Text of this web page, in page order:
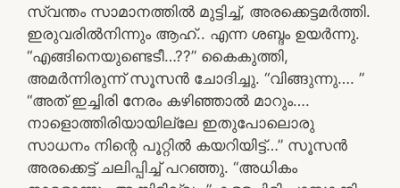
സ്വന്തം സാമാനത്തിൽ മുട്ടിച്ച്, അരക്കെട്ടമർത്തി.
ഇരുവരിൽനിന്നും ആഹ്.. എന്ന ശബ്ദം ഉയർന്നു.
“എങ്ങിനെയുണ്ടെടീ…??” കൈകുത്തി,
അമർന്നിരുന്ന് സൂസൻ ചോദിച്ചു. “വിങ്ങുന്നു…. ”
“അത് ഇച്ചിരി നേരം കഴിഞ്ഞാൽ മാറും….
നാളൊത്തിരിയായില്ലേ ഇതുപോലൊരു
സാധനം നിന്റെ പൂറ്റിൽ കയറിയിട്ട്…” സൂസൻ
അരക്കെട്ട് ചലിപ്പിച്ച് പറഞ്ഞു. “അധികം